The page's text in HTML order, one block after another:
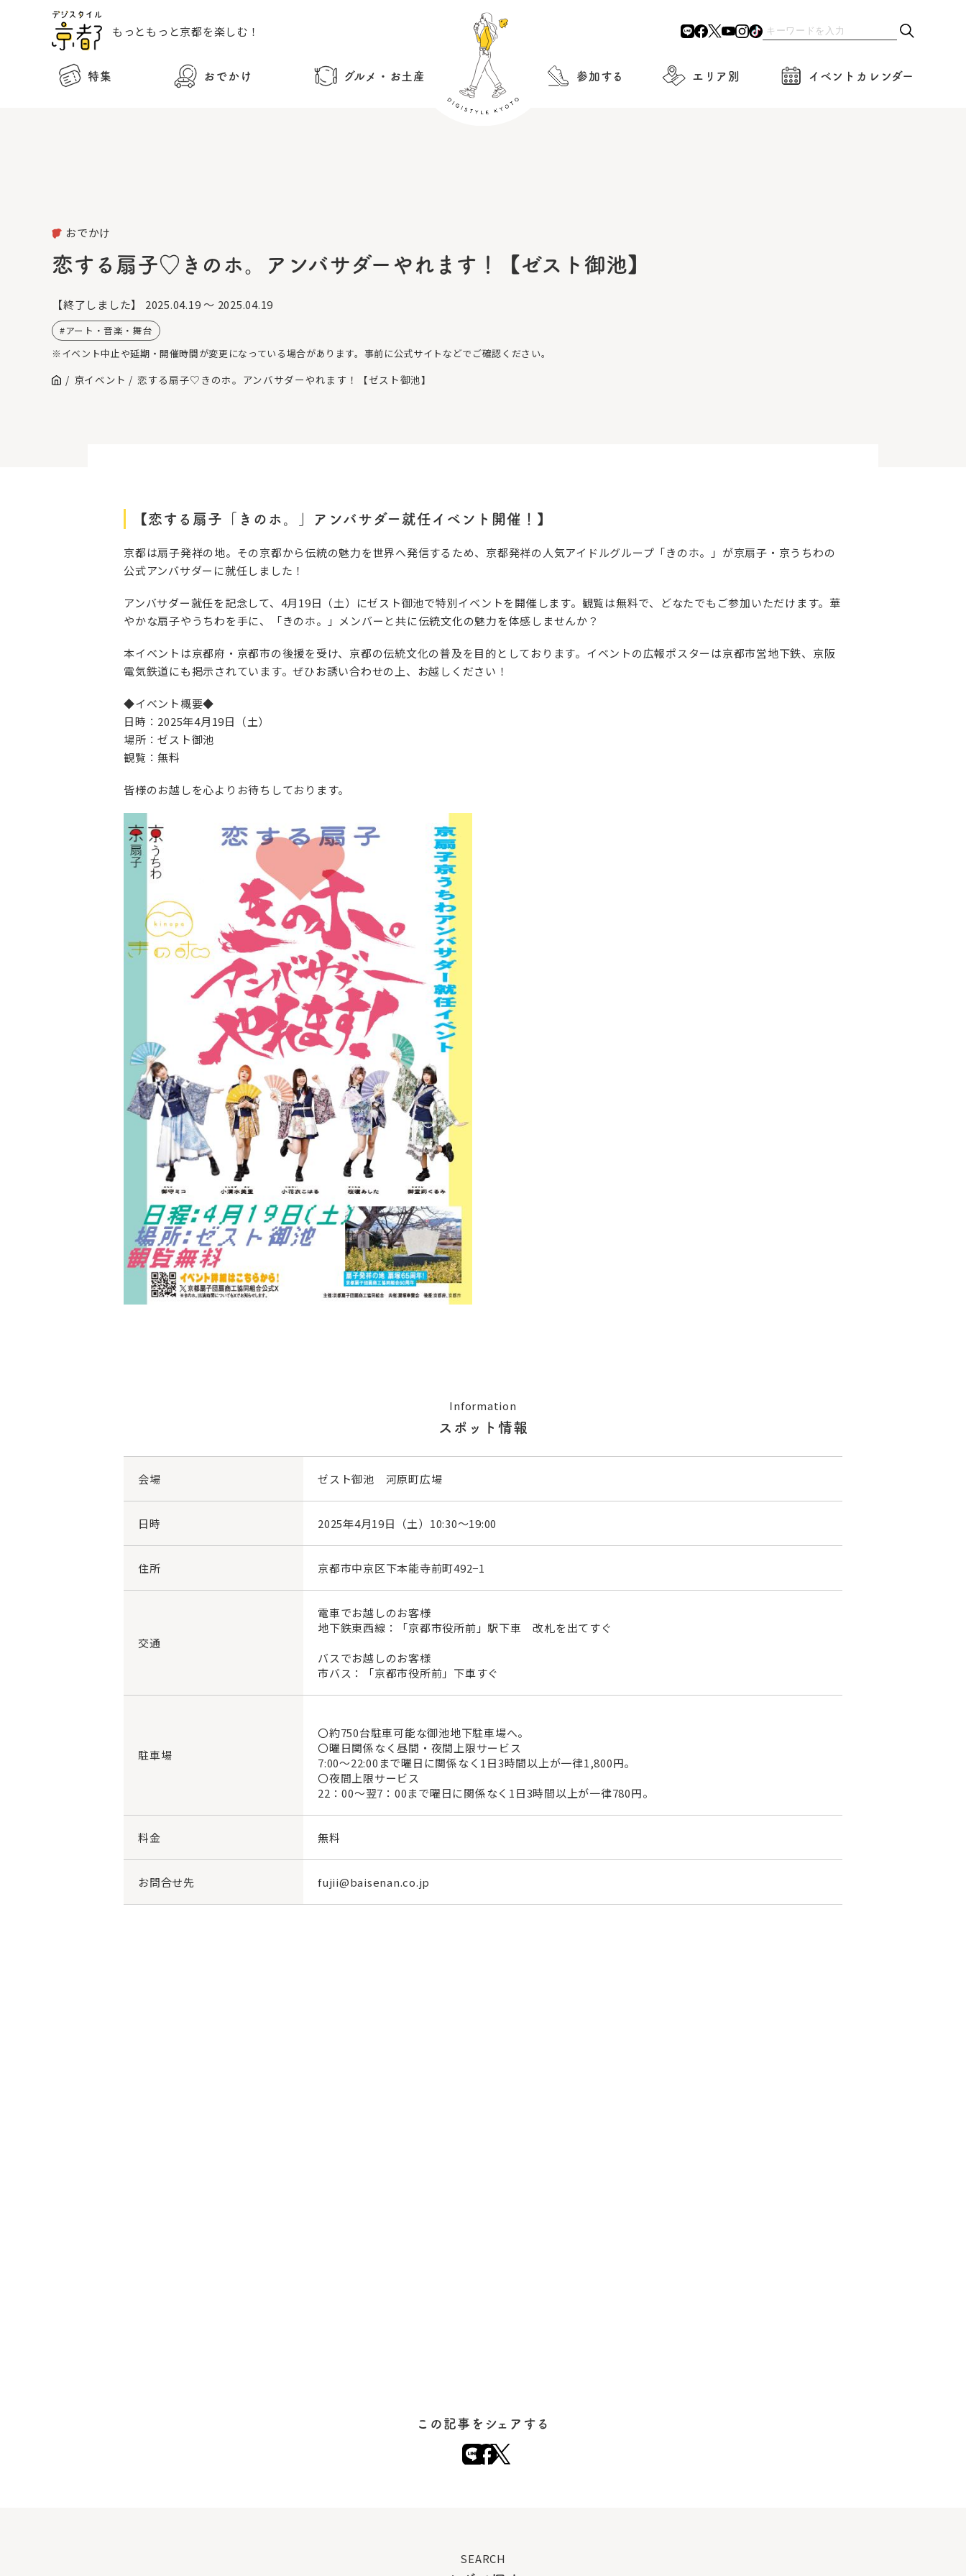
もっともっと京都を楽しむ！
特集 おでかけ グルメ・お土産 参加する エリア別 イベントカレンダー
おでかけ
恋する扇子♡きのホ。アンバサダーやれます！【ゼスト御池】
【終了しました】 2025.04.19 ～ 2025.04.19
アート・音楽・舞台
※イベント中止や延期・開催時間が変更になっている場合があります。事前に公式サイトなどでご確認ください。
京イベント 恋する扇子♡きのホ。アンバサダーやれます！【ゼスト御池】
【恋する扇子「きのホ。」アンバサダー就任イベント開催！】
京都は扇子発祥の地。その京都から伝統の魅力を世界へ発信するため、京都発祥の人気アイドルグループ「きのホ。」が京扇子・京うちわの
公式アンバサダーに就任しました！
アンバサダー就任を記念して、4月19日（土）にゼスト御池で特別イベントを開催します。観覧は無料で、どなたでもご参加いただけます。華
やかな扇子やうちわを手に、「きのホ。」メンバーと共に伝統文化の魅力を体感しませんか？
本イベントは京都府・京都市の後援を受け、京都の伝統文化の普及を目的としております。イベントの広報ポスターは京都市営地下鉄、京阪
電気鉄道にも掲示されています。ぜひお誘い合わせの上、お越しください！
◆イベント概要◆
日時：2025年4月19日（土）
場所：ゼスト御池
観覧：無料
皆様のお越しを心よりお待ちしております。
Information
スポット情報
会場 ゼスト御池 河原町広場
日時 2025年4月19日（土）10:30～19:00
住所 京都市中京区下本能寺前町492−1
交通
電車でお越しのお客様
地下鉄東西線：「京都市役所前」駅下車 改札を出てすぐ
バスでお越しのお客様
市バス：「京都市役所前」下車すぐ
駐車場
〇約750台駐車可能な御池地下駐車場へ。
〇曜日関係なく昼間・夜間上限サービス
7:00～22:00まで曜日に関係なく1日3時間以上が一律1,800円。
〇夜間上限サービス
22：00～翌7：00まで曜日に関係なく1日3時間以上が一律780円。
料金 無料
お問合せ先 fujii@baisenan.co.jp
この記事をシェアする
SEARCH